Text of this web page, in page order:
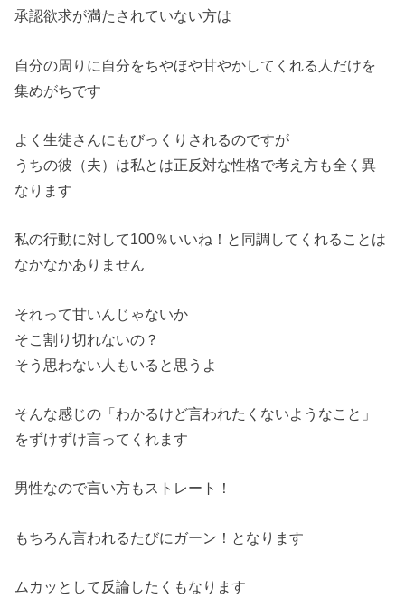
承認欲求が満たされていない方は
自分の周りに自分をちやほや甘やかしてくれる人だけを
集めがちです
よく生徒さんにもびっくりされるのですが
うちの彼（夫）は私とは正反対な性格で考え方も全く異
なります
私の行動に対して100％いいね！ と同調してくれることは
なかなかありません
それって甘いんじゃないか
そこ割り切れないの？
そう思わない人もいると思うよ
そんな感じの「わかるけど言われたくないようなこと」
をずけずけ言ってくれます
男性なので言い方もストレート！
もちろん言われるたびにガーン！となります
ムカッとして反論したくもなります